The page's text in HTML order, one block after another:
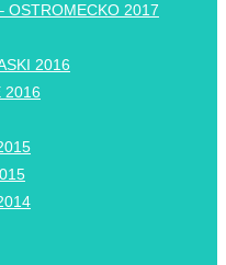
OSTROMECKO 2017
2016
2016